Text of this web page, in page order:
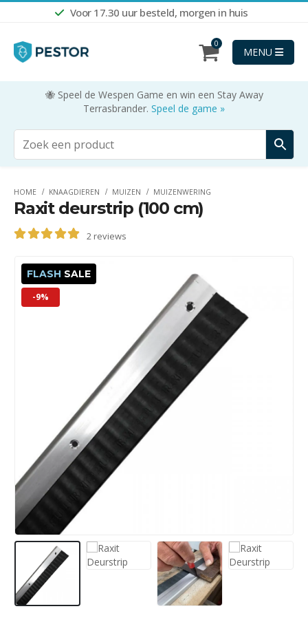
Voor 17.30 uur besteld, morgen in huis
0
MENU
🐝 Speel de Wespen Game en win een Stay Away
Terrasbrander. Speel de game »
HOME KNAAGDIEREN MUIZEN MUIZENWERING
Raxit deurstrip (100 cm)
2 reviews
FLASH SALE
-9%